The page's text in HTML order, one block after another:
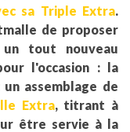
sa Triple Extra.
de proposer
tout nouveau
l'occasion : la
assemblage de
Extra, titrant à
être servie à la